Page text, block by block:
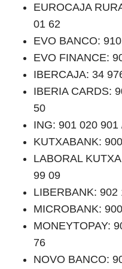
EUROCAJA
01 62
EVO BANCO:
EVO FINANCE:
IBERCAJA: 34
IBERIA CARDS:
50
ING: 901 020
KUTXABANK:
LABORAL
99 09
LIBERBANK:
MICROBANK:
MONEYTOPAY:
76
NOVO BANCO: